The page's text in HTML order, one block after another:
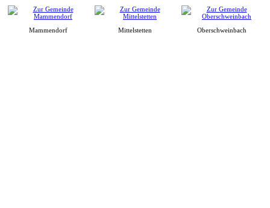
Mammendorf Mittelstetten Oberschweinbach